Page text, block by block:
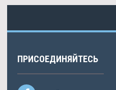
ПРИСОЕДИНЯЙТЕСЬ